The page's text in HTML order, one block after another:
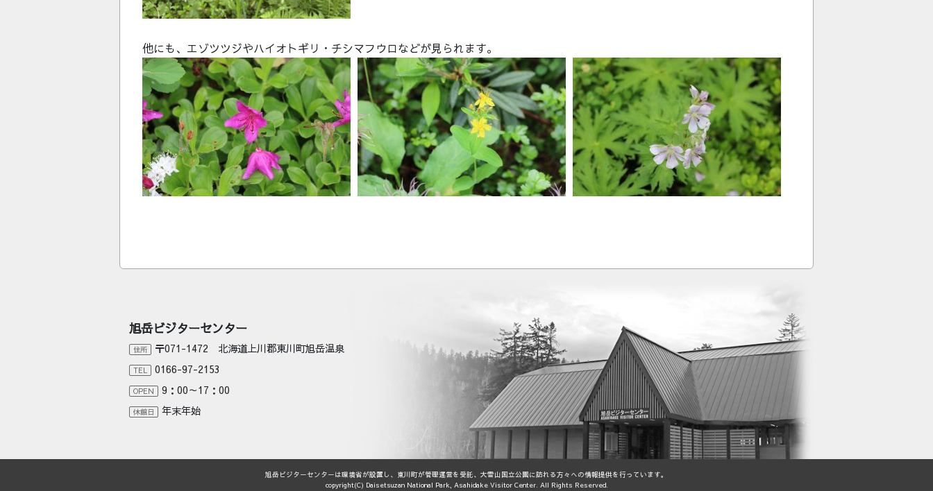
他にも、エゾツツジやハイオトギリ・チシマフウロなどが見られます。
旭岳ビジターセンター
住所 〒071-1472 北海道上川郡東川町旭岳温泉
TEL 0166-97-2153
OPEN 9：00～17：00
休館日 年末年始
旭岳ビジターセンターは環境省が設置し、東川町が管理運営を受託、大雪山国立公園に訪れる方々への情報提供を行っています。
copyright(C) Daisetsuzan National Park, Asahidake Visitor Center. All Rights Reserved.